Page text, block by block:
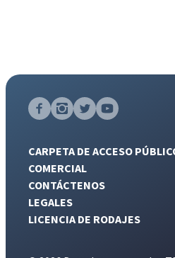
CARPETA DE ACCESO
COMERCIAL
CONTÁCTENOS
LEGALES
LICENCIA DE RODAJES